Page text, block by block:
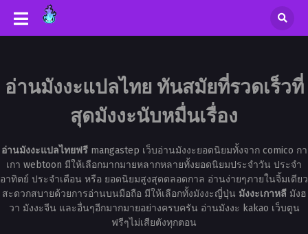
อ่านมังงะแปลไทย ทันสมัยที่รวดเร็วที่
สุดมังงะนับหมื่นเรื่อง
อ่านมังงะแปลไทยฟรีmangastep เว็บอ่านมังงะยอดนิยมทั้งจาก comico กา
เกา webtoon มีให้เลือกมากมายหลากหลายทั้งยอดนิยมประจำวัน ประจำ
อาทิตย์ ประจำเดือน หรือ ยอดนิยมสูงสุดตลอดกาล อ่านง่ายๆภายในจิ้มเดียว
สะดวกสบายด้วยการอ่านบนมือถือ มีให้เลือกทั้งมังงะญี่ปุ่น มังงะเกาหลีมังฮ
วา มังงะจีน และอื่นๆอีกมากมายอย่างครบครัน อ่านมังงะ kakao เว็บตูน
ฟรีๆไม่เสียตังทุกตอน